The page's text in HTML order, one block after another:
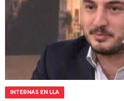
INTERNAS EN LLA